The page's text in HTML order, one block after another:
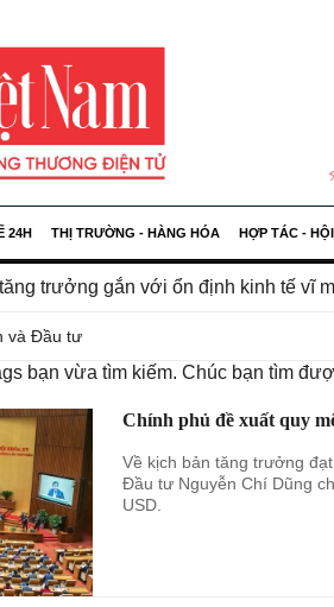
24H THỊ TRƯỜNG - HÀNG HÓA HỢP TÁC -
với ổn định kinh tế vĩ mô
và Đầu tư
bạn vừa tìm kiếm. Chúc bạn tìm
Chính phủ đề xuất quy
Về kịch bản tăng trưởng
Đầu tư Nguyễn Chí Dũng
USD.